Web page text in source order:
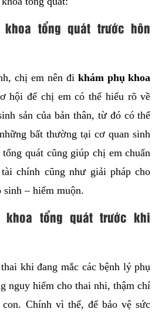
tổng quát trước hôn
chị em nên đi khám phụ khoa
hội để chị em có thể hiểu rõ về
sản của bản thân, từ đó có thể
bất thường tại cơ quan sinh
quát cũng giúp chị em chuẩn
chính cũng như giải pháp cho
– hiếm muộn.
khoa tổng quát trước khi
khi đang mắc các bệnh lý phụ
nguy hiểm cho thai nhi, thậm chí
Chính vì thế, để bảo vệ sức